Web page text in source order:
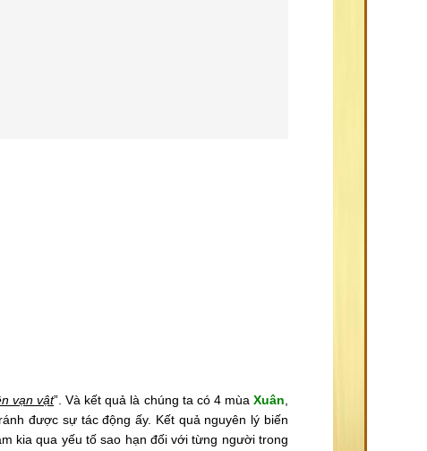
vạn vật”. Và kết quả là chúng ta có 4 mùaXuân
được sự tác động ấy. Kết quả nguyên lý biến
kia qua yếu tố sao hạn đối với từng người trong